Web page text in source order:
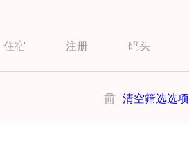
住宿 注册 码头
清空筛选选项